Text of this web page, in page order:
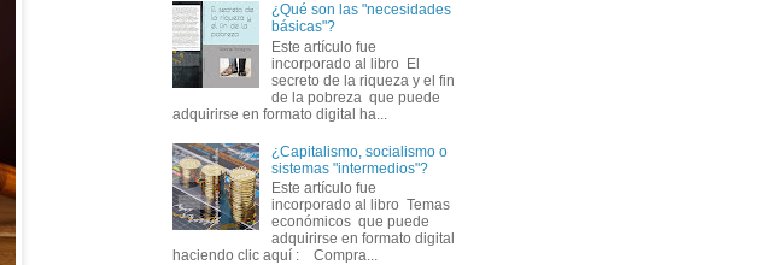
¿Qué son las "necesidades
básicas"?
Este artículo fue
incorporado al libro El
secreto de la riqueza y el fin
de la pobreza que puede
adquirirse en formato digital ha...
¿Capitalismo, socialismo o
sistemas "intermedios"?
Este artículo fue
incorporado al libro Temas
económicos que puede
adquirirse en formato digital
haciendo clic aquí : Compra...